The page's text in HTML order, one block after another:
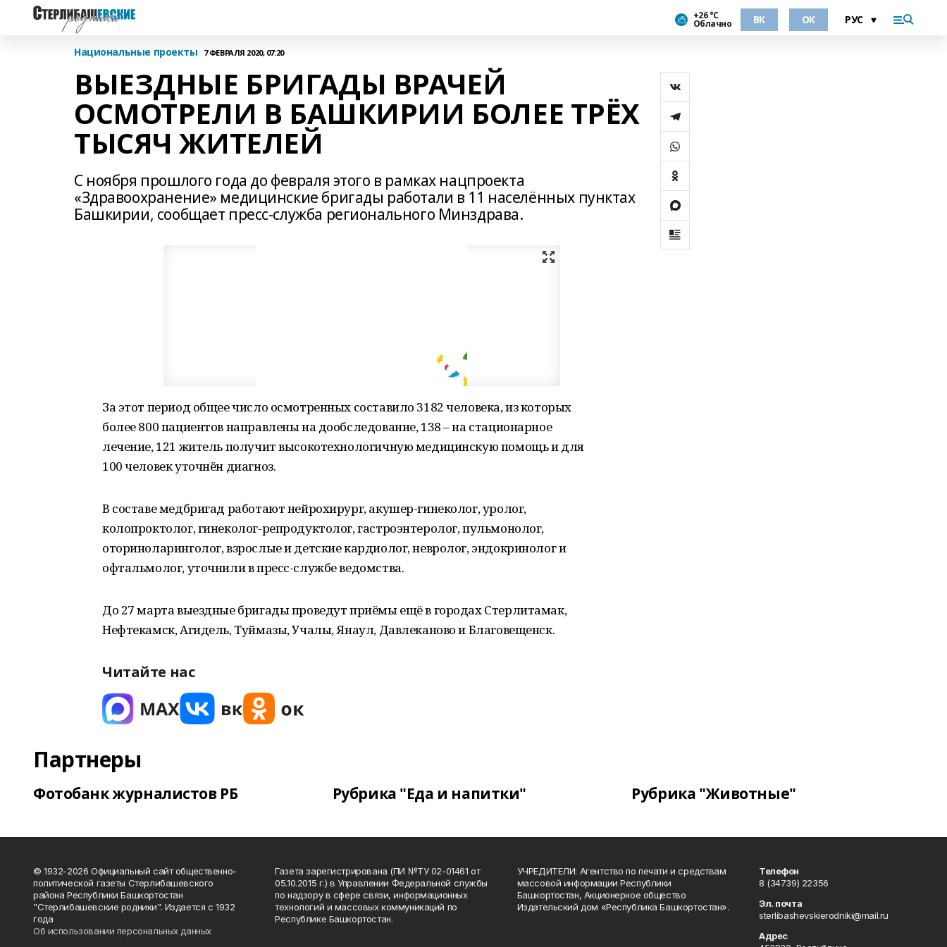
+26 °С
Облачно ВК ОК
Национальные проекты 7 ФЕВРАЛЯ 2020, 07:20
ВЫЕЗДНЫЕ БРИГАДЫ ВРАЧЕЙ
ОСМОТРЕЛИ В БАШКИРИИ БОЛЕЕ ТРЁХ
ТЫСЯЧ ЖИТЕЛЕЙ
С ноября прошлого года до февраля этого в рамках нацпроекта
«Здравоохранение» медицинские бригады работали в 11 населённых пунктах
Башкирии, сообщает пресс-служба регионального Минздрава.
За этот период общее число осмотренных составило 3182 человека, из которых
более 800 пациентов направлены на дообследование, 138 ‒ на стационарное
лечение, 121 житель получит высокотехнологичную медицинскую помощь и для
100 человек уточнён диагноз.
В составе медбригад работают нейрохирург, акушер-гинеколог, уролог,
колопроктолог, гинеколог-репродуктолог, гастроэнтеролог, пульмонолог,
оториноларинголог, взрослые и детские кардиолог, невролог, эндокринолог и
офтальмолог, уточнили в пресс-службе ведомства.
До 27 марта выездные бригады проведут приёмы ещё в городах Стерлитамак,
Нефтекамск, Агидель, Туймазы, Учалы, Янаул, Давлеканово и Благовещенск.
Читайте нас
Партнеры
Фотобанк журналистов РБ Рубрика "Еда и напитки" Рубрика "Животные"
© 1932-2026 Официальный сайт общественно-
политической газеты Стерлибашевского
района Республики Башкортостан
"Стерлибашевские родники". Издается с 1932
года
Об использовании персональных данных
Газета зарегистрирована (ПИ №ТУ 02-01461 от
05.10.2015 г.) в Управлении Федеральной службы
по надзору в сфере связи, информационных
технологий и массовых коммуникаций по
Республике Башкортостан.
УЧРЕДИТЕЛИ: Агентство по печати и средствам
массовой информации Республики
Башкортостан, Акционерное общество
Издательский дом «Республика Башкортостан».
Телефон
8 (34739) 22356
Эл. почта
sterlibashevskierodniki@mail.ru
Адрес